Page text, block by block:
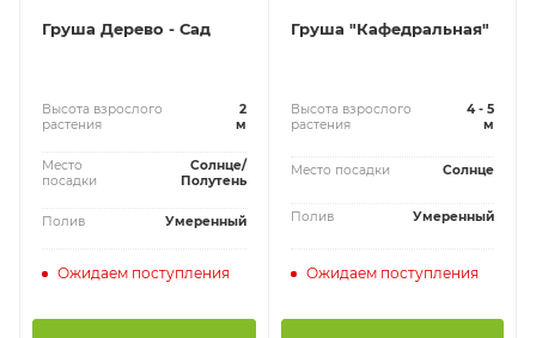
Груша Дерево - Сад
Высота взрослого
растения
2
м
Место
посадки
Солнце/
Полутень
Полив Умеренный
Ожидаем поступления
Груша "Кафедральная"
Высота взрослого
растения
4 - 5
м
Место посадки Солнце
Полив Умеренный
Ожидаем поступления